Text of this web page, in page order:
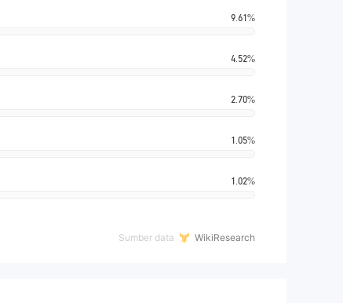
9.61%
4.52%
2.70%
1.05%
1.02%
Sumber data WikiResearch